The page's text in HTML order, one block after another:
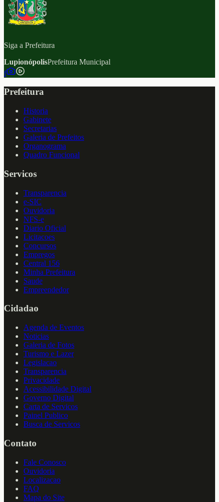
Siga a Prefeitura
LupionópolisPrefeitura Municipal
f
Prefeitura
Historia
Gabinete
Secretarias
Galeria de Prefeitos
Organograma
Quadro Funcional
Servicos
Transparencia
e-SIC
Ouvidoria
NFS-e
Diario Oficial
Licitacoes
Concursos
Empregos
Central 156
Minha Prefeitura
Saude
Empreendedor
Cidadao
Agenda de Eventos
Noticias
Galeria de Fotos
Turismo e Lazer
Legislacao
Transparencia
Privacidade
Acessibilidade Digital
Governo Digital
Carta de Servicos
Painel Publico
Busca de Servicos
Contato
Fale Conosco
Ouvidoria
Localizacao
FAQ
Mapa do Site